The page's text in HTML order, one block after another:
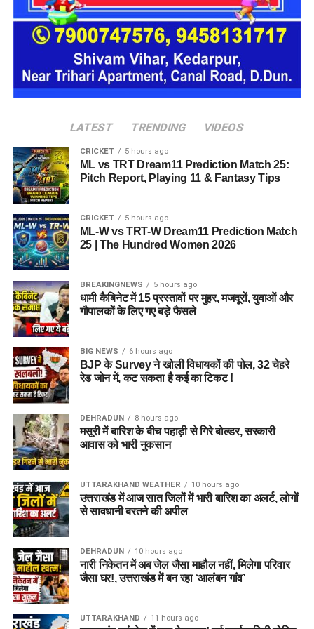
जाएगा। इस तरह उन्हें एक परिवार की तरह साथ रहने का अवसर मिलेगा।
हर यूनिट में अलग किचन जैसी सुविधाएं भी होंगी, ताकि वहां रहने वाली
महिलाओं और बच्चों को रोजमर्रा के जीवन में ज्यादा स्वतंत्रता और जिम्मेदारी
का अनुभव हो सके। प्रस्तावित परिसर में कुल 16 घर विकसित किए
जाएंगे, जिनमें करीब 88 लोगों के रहने की व्यवस्था होगी।
जेल नहीं, रेजिडेंशियल कॉम्प्लेक्स जैसा
होगा माहौल
आलंबन गांव की सबसे खास बात यही होगी कि यहां रहने वाली महिलाओं
और बच्चों को यह महसूस न हो कि वे किसी जेल या बंद संस्थान में रह रहे
हैं। इसके बजाय पूरा परिसर एक रेजिडेंशियल कॉम्प्लेक्स की तरह विकसित
किया जाएगा, जहां सुरक्षा के साथ रहने, पढ़ाई, दैनिक जीवन और सामाजिक
विकास से जुड़ी सुविधाएं उपलब्ध होंगी।
परिसर को आधुनिक सुविधाओं से लैस करने की योजना है। यहां आंगनबाड़ी
केंद्र भी खोले जाएंगे। जरूरत पड़ने पर प्राथमिक विद्यालय की सुविधा भी
उपलब्ध कराई जा सकती है। इस पहल का मकसद सिर्फ महिलाओं और
बच्चों को रहने की जगह देना नहीं, बल्कि उन्हें ऐसा वातावरण उपलब्ध कराना
है, जहां वे खुद को सुरक्षित, सम्मानित और परिवार का हिस्सा महसूस कर
सकें।
5 एकड़ जमीन की हो रही है तलाश
आलंबन गांव विकसित करने के लिए करीब 5 एकड़ जमीन की आवश्यकता
LATEST TRENDING VIDEOS
CRICKET 5 hours ago
ML vs TRT Dream11 Prediction Match 25:
Pitch Report, Playing 11 & Fantasy Tips
CRICKET 5 hours ago
ML-W vs TRT-W Dream11 Prediction Match
25 | The Hundred Women 2026
BREAKINGNEWS 5 hours ago
धामी कैबिनेट में 15 प्रस्तावों पर मुहर, मजदूरों, युवाओं और
गौपालकों के लिए गए बड़े फैसले
BIG NEWS 6 hours ago
BJP के Survey ने खोली विधायकों की पोल, 32 चेहरे
रेड जोन में, कट सकता है कई का टिकट !
DEHRADUN 8 hours ago
मसूरी में बारिश के बीच पहाड़ी से गिरे बोल्डर, सरकारी
आवास को भारी नुकसान
UTTARAKHAND WEATHER 10 hours ago
उत्तराखंड में आज सात जिलों में भारी बारिश का अलर्ट, लोगों
से सावधानी बरतने की अपील
DEHRADUN 10 hours ago
नारी निकेतन में अब जेल जैसा माहौल नहीं, मिलेगा परिवार
जैसा घर!, उत्तराखंड में बन रहा ‘आलंबन गांव’
UTTARAKHAND 11 hours ago